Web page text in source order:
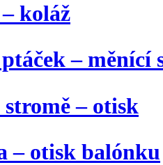
koláž
– měnící
– otisk
– otisk balónku